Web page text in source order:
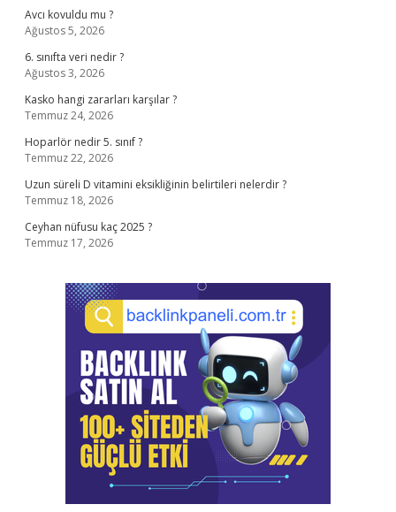
Avcı kovuldu mu ?
Ağustos 5, 2026
6. sınıfta veri nedir ?
Ağustos 3, 2026
Kasko hangi zararları karşılar ?
Temmuz 24, 2026
Hoparlör nedir 5. sınıf ?
Temmuz 22, 2026
Uzun süreli D vitamini eksikliğinin belirtileri nelerdir ?
Temmuz 18, 2026
Ceyhan nüfusu kaç 2025 ?
Temmuz 17, 2026